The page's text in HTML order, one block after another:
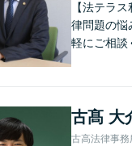
【法テラ
律問題の悩
軽にご相談
古髙 大
古高法律事務